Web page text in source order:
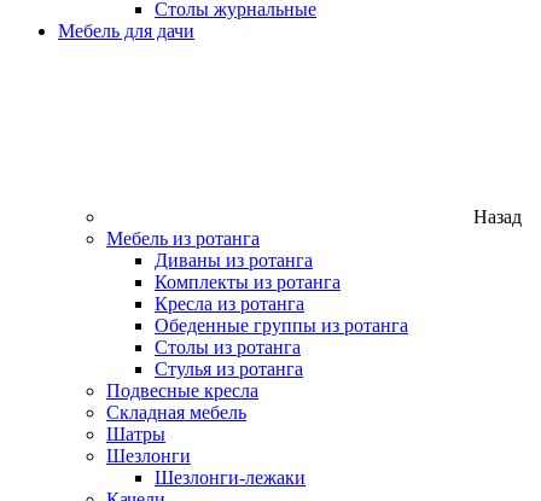
Столы журнальные
Мебель для дачи
Назад
Мебель из ротанга
Диваны из ротанга
Комплекты из ротанга
Кресла из ротанга
Обеденные группы из ротанга
Столы из ротанга
Стулья из ротанга
Подвесные кресла
Складная мебель
Шатры
Шезлонги
Шезлонги-лежаки